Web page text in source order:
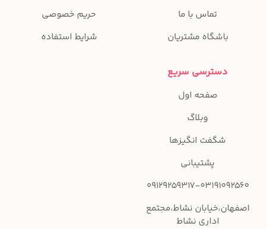
تماس با ما
باشگاه مشتریان
حریم خصوصی
شرایط استفاده
دسترسی سریع
صفحه اول
وبلاگ
شگفت انگیزها
پشتیبانی
09129259317-03191092560
اصفهان،خیابان نشاط،مجتمع
اداری نشاط